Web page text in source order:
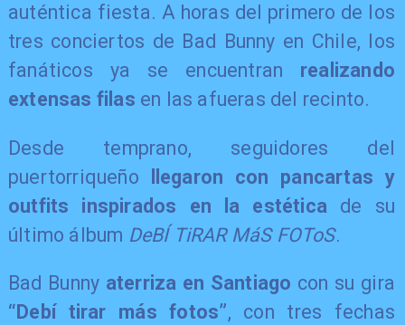
auténtica fiesta. A horas del primero de los
tres conciertos de Bad Bunny en Chile, los
fanáticos ya se encuentran realizando
extensas filas en las afueras del recinto.
Desde temprano, seguidores del
puertorriqueño
llegaron con pancartas y
outfits inspirados en la estética de su
último álbum DeBÍ TiRAR MáS FOToS.
Bad Bunny aterriza en Santiago con su gira
“Debí tirar más fotos”, con tres fechas